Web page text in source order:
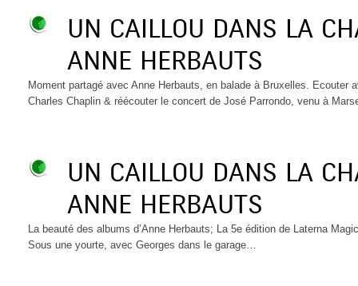
UN CAILLOU DANS LA
ANNE HERBAUTS
Moment partagé avec Anne Herbauts, en balade à Bruxelles. Ecouter
Charles Chaplin & réécouter le concert de José Parrondo, venu à
UN CAILLOU DANS LA
ANNE HERBAUTS
La beauté des albums d’Anne Herbauts; La 5e édition de Laterna
Sous une yourte, avec Georges dans le garage…